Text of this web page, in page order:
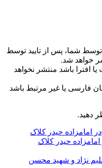
شما، پس از تایید توسط
خواهد شد.
افترا باشد منتشر نخواهد
فارسی یا غیر مرتبط باشد
دهید.
امامزاده حیدر کلاک